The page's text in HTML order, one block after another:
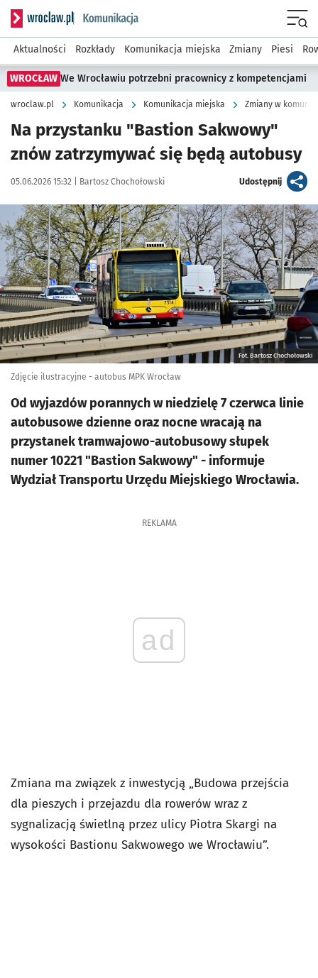
Serwis informacyjny wroclaw.pl podserwis: Komunikacja
Aktualności Rozkłady Komunikacja miejska Zmiany Piesi
WROCŁAW We Wrocławiu potrzebni pracownicy z kompetencjami
wroclaw.pl Komunikacja Komunikacja miejska Zmiany w
Na przystanku "Bastion Sakwowy"
znów zatrzymywać się będą autobusy
Data publikacji:
05.06.2026 15:32 | Autor:
Bartosz Chochołowski Udostępnijartykuł
Kliknij, aby powiększyć
Fot. Bartosz Chochołowski
Zdjęcie ilustracyjne - autobus MPK Wrocław
Od wyjazdów porannych w niedzielę 7 czerwca linie
autobusowe dzienne oraz nocne wracają na
przystanek tramwajowo-autobusowy słupek
numer 10221 "Bastion Sakwowy" - informuje
Wydział Transportu Urzędu Miejskiego Wrocławia.
REKLAMA
ad
Zmiana ma związek z inwestycją „Budowa przejścia
dla pieszych i przejazdu dla rowerów wraz z
sygnalizacją świetlną przez ulicy Piotra Skargi na
wysokości Bastionu Sakwowego we Wrocławiu”.